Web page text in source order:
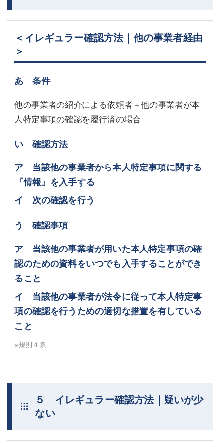
＜イレギュラー確認方法｜他の事業者経由
＞
あ 条件
他の事業者の紹介による依頼者＋他の事業者が本
人特定事項の確認を履行済の場合
い 確認方法
ア 当該他の事業者から本人特定事項に関する
『情報』を入手する
イ 次の確認を行う
う 確認事項
ア 当該他の事業者が用いた本人特定事項の確
認のための資料をいつでも入手することができ
ること
イ 当該他の事業者が法令に従って本人特定事
項の確認を行うための適切な措置を有している
こと
※規則４条
５ イレギュラー確認方法｜疑いが少
ない